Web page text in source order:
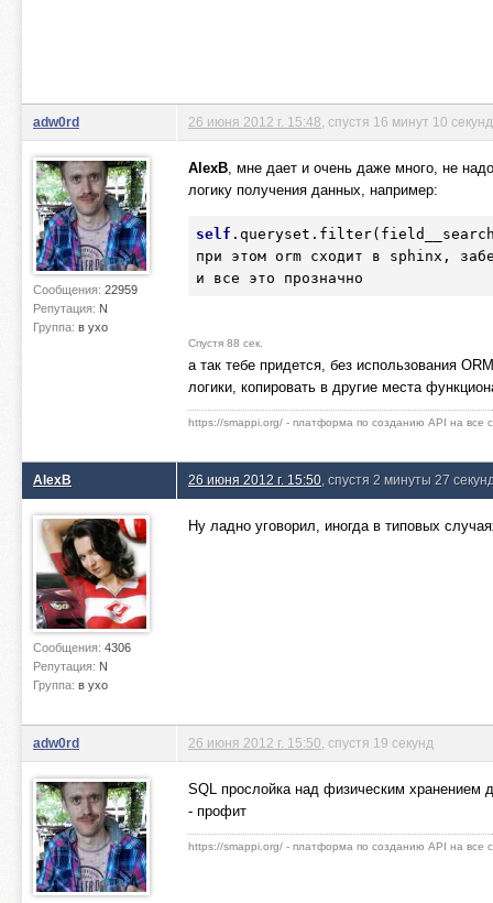
adw0rd
Сообщения: 22959
Репутация: N
Группа: в ухо
26 июня 2012 г. 15:48 , спустя 16 минут 10 секунд
AlexB, мне дает и очень даже много, не
логику получения данных, например:
self .queryset .filter
при этом orm сходит в sphinx,
Спустя 88 сек.
а так тебе придется, без использования
логики, копировать в другие места
https://smappi.org/ - платформа по созданию API на все
AlexB
Сообщения: 4306
Репутация: N
Группа: в ухо
26 июня 2012 г. 15:50 , спустя 2 минуты 27
Ну ладно уговорил, иногда в типовых
adw0rd 26 июня 2012 г. 15:50 , спустя 19 секунд
SQL прослойка над физическим хранением
- профит
https://smappi.org/ - платформа по созданию API на все